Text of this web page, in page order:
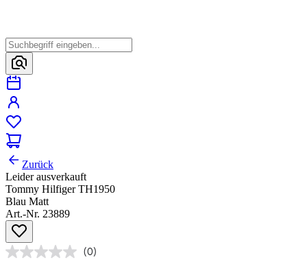
Zurück
Leider ausverkauft
Tommy Hilfiger TH1950
Blau Matt
Art.-Nr. 23889
(0)